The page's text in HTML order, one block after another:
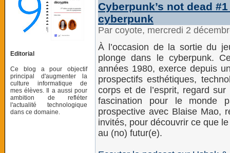
Editorial
Ce blog a pour objectif
principal d'augmenter la
culture informatique de
mes élèves. Il a aussi pour
ambition de refléter
l'actualité technologique
dans ce domaine.
Cyberpunk’s not dead
cyberpunk
Par coyote, mercredi 2
À l’occasion de la sortie du
plonge dans le cyberpunk.
années 1980, exerce depuis
prospectifs esthétiques,
corps et de l’esprit, regard
fascination pour le monde
prospective avec Blaise Mao,
invités, pour découvrir ce que
au (no) futur(e).